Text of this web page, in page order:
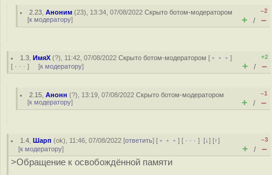
2.23 ,Аноним (23), 13:34, 07/08/2022Скрыто ботом-модератором
[к модератору]
–2
+ / –
1.3 ,ИмяХ (?), 11:42, 07/08/2022Скрыто ботом-модератором [ ﹢﹢﹢]
[ · · · ] [к модератору]
+2
+ / –
2.15 ,Анонн (?), 13:19, 07/08/2022Скрыто ботом-модератором
[к модератору]
–1
+ / –
1.4 ,Шарп (ok), 11:46, 07/08/2022 [ответить] [ ﹢﹢﹢] [ · · ·][↓] [↑]
[к модератору]
–3
+ / –
>Обращение к освобождённой памяти